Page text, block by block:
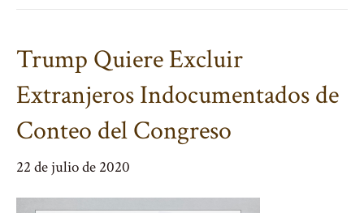
Trump Quiere Excluir
Extranjeros Indocumentados de
Conteo del Congreso
22 de julio de 2020